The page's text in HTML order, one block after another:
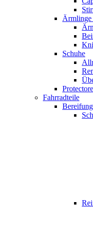
Schuhe
Fahrradteile